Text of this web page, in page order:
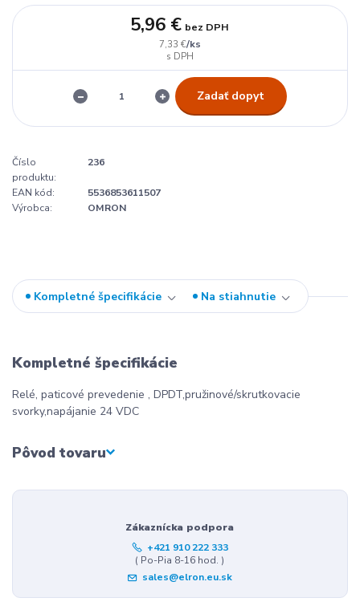
7,33 €/ks
5,96 € bez DPH
Zadať dopyt
Číslo
produktu:
236
EAN kód:
5536853611507
Výrobca:
OMRON
Kompletné špecifikácie Na stiahnutie
Kompletné špecifikácie
Relé, paticové prevedenie , DPDT,pružinové/skrutkovacie
svorky,napájanie 24 VDC
Pôvod tovaru
Zákaznícka podpora
+421 910 222 333
( Po-Pia 8-16 hod. )
sales@elron.eu.sk